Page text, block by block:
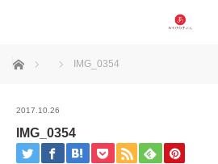
ホーム IMG_0354
2017.10.26
IMG_0354